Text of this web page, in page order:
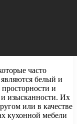
часто
белый и
и
изысканности. Их
или в качестве
кухонной мебели